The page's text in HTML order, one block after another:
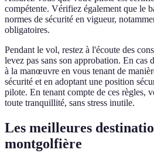
compétente. Vérifiez également que le
normes de sécurité en vigueur,
obligatoires.
Pendant le vol, restez à l'écoute des
levez pas sans son approbation. En cas
à la manœuvre en vous tenant de
sécurité et en adoptant une position
pilote. En tenant compte de ces règles,
toute tranquillité, sans stress inutile.
Les meilleures
montgolfière